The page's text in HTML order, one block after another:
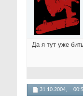
Да я тут уже
31.10.2004,